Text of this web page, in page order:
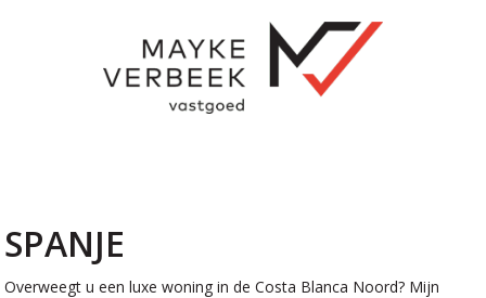
SPANJE
Overweegt u een luxe woning in de Costa Blanca Noord? Mijn